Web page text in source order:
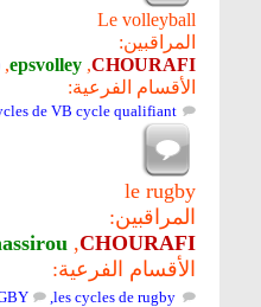
Le volleyball
المراقبين:
CHOURAFI
,
epsvolley
,
الأقسام الفرعية:
de VB cycle qualifiant
le rugby
المراقبين:
CHOURAFI
,
الأقسام الفرعية:
les cycles de rugby
,